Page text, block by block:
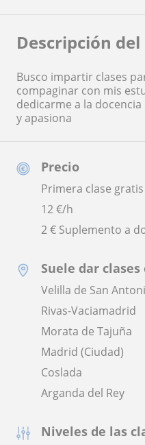
Precio
Primera clase gratis
12€/h
2 € Suplemento a
Suele dar clases
Velilla de San
Rivas-Vaciamadrid
Morata de Tajuña
Madrid (Ciudad)
Coslada
Arganda del Rey
Niveles de las
Descripción
Busco impartir clases
compaginar con mis
dedicarme a la
y apasiona